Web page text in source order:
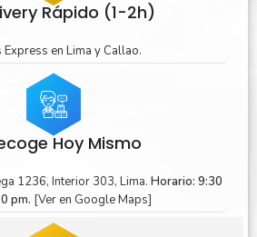
Rápido (1-2h)
Express en Lima y Callao.
Hoy Mismo
1236, Interior 303, Lima. Horario: 9:30
pm. [Ver en Google Maps]